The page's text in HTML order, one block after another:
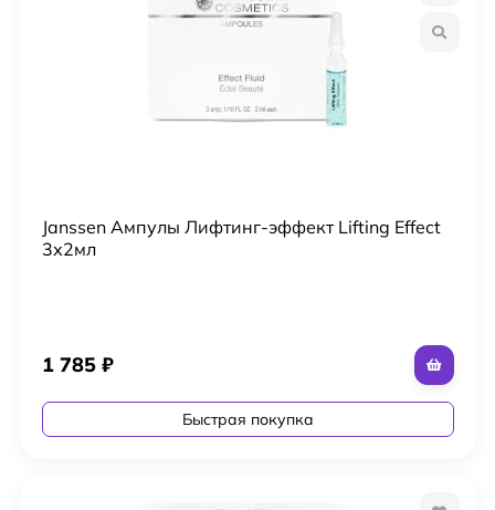
Janssen Ампулы Лифтинг-эффект Lifting Effect
3х2мл
1 785 ₽
Быстрая покупка